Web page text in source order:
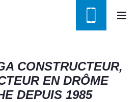
CONSTRUCTEUR,
EN DRÔME
DEPUIS 1985